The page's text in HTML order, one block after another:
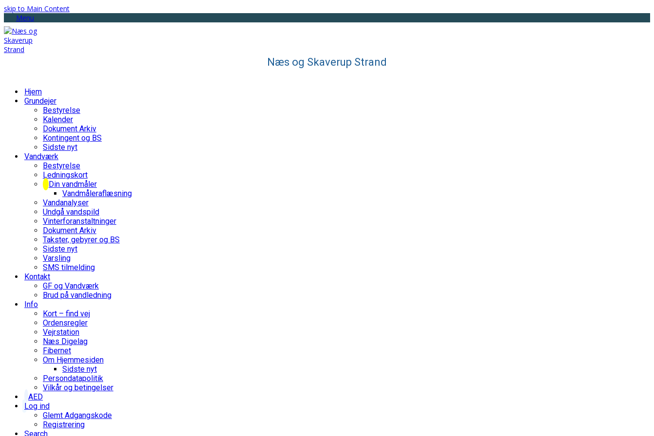
skip to Main Content
Menu
Næs og Skaverup Strand
Hjem
Grundejer
Bestyrelse
Kalender
Dokument Arkiv
Kontingent og BS
Sidste nyt
Vandværk
Bestyrelse
Ledningskort
Din vandmåler
Vandmåleraflæsning
Vandanalyser
Undgå vandspild
Vinterforanstaltninger
Dokument Arkiv
Takster, gebyrer og BS
Sidste nyt
Varsling
SMS tilmelding
Kontakt
GF og Vandværk
Brud på vandledning
Info
Kort – find vej
Ordensregler
Vejrstation
Næs Digelag
Fibernet
Om Hjemmesiden
Sidste nyt
Persondatapolitik
Vilkår og betingelser
AED
Log ind
Glemt Adgangskode
Registrering
Search